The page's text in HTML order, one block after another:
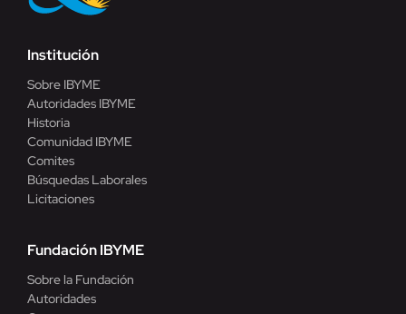
Institución
Sobre IBYME
Autoridades IBYME
Historia
Comunidad IBYME
Comites
Búsquedas Laborales
Licitaciones
Fundación IBYME
Sobre la Fundación
Autoridades